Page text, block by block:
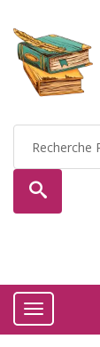
Toggle